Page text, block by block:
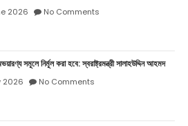
2026 No Comments
সমূলে নির্মূল করা হবে: স্বরাষ্ট্রমন্ত্রী সালাহউদ্দিন আহমদ
2026 No Comments